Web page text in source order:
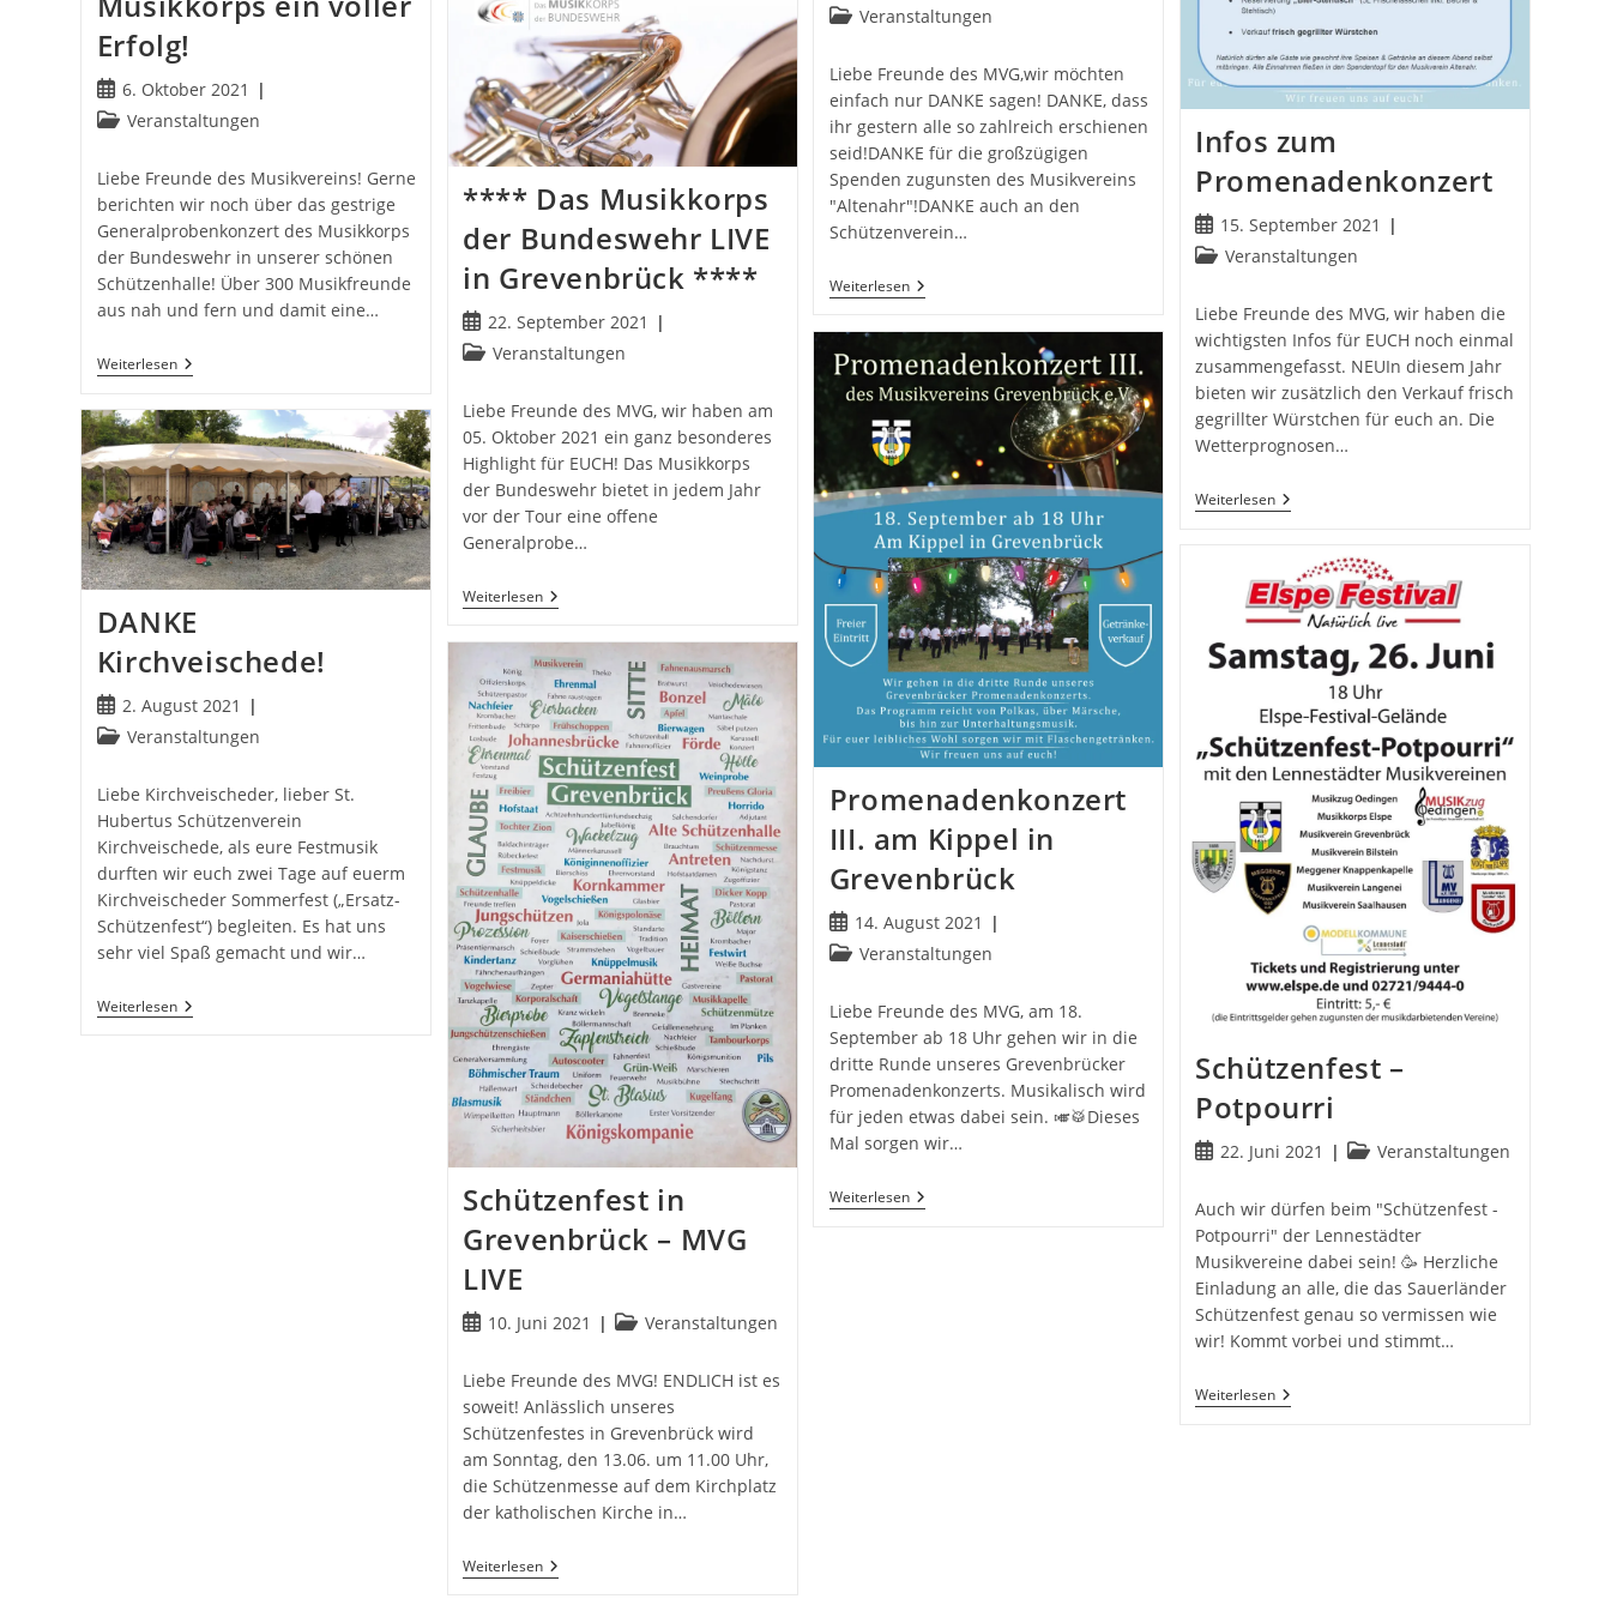
Erfolg!
Beitrag
veröffentlicht:
6. Oktober 2021
Beitrags-
Veranstaltungen
Liebe Freunde des Musikvereins! Gerne
berichten wir noch über das gestrige
Generalprobenkonzert des Musikkorps
der Bundeswehr in unserer schönen
Schützenhalle! Über 300 Musikfreunde
aus nah und fern und damit eine…
WeiterlesenGeneralprobe
Des
Ein
Voller
Erfolg!
**** Das Musikkorps
der Bundeswehr LIVE
in Grevenbrück ****
Beitrag
veröffentlicht:
22. September 2021
Beitrags-
Veranstaltungen
Liebe Freunde des MVG, wir haben am
05. Oktober 2021 ein ganz besonderes
Highlight für EUCH! Das Musikkorps
der Bundeswehr bietet in jedem Jahr
vor der Tour eine offene
Generalprobe…
Weiterlesen****
Das
Der
Bundeswehr
LIVE
In
Grevenbrück
****
veröffentlicht:
Beitrags-
Veranstaltungen
Liebe Freunde des MVG,wir möchten
einfach nur DANKE sagen! DANKE, dass
ihr gestern alle so zahlreich erschienen
seid!DANKE für die großzügigen
Spenden zugunsten des Musikvereins
"Altenahr"!DANKE auch an den
Schützenverein…
Weiterlesen„Oooh
Das
So
Schööön!“
Infos zum
Promenadenkonzert
Beitrag
veröffentlicht:
15. September 2021
Beitrags-
Veranstaltungen
Liebe Freunde des MVG, wir haben die
wichtigsten Infos für EUCH noch einmal
zusammengefasst. NEUIn diesem Jahr
bieten wir zusätzlich den Verkauf frisch
gegrillter Würstchen für euch an. Die
Wetterprognosen…
WeiterlesenInfos
Zum
Promenadenkonzert
III. am Kippel in
Grevenbrück
Beitrag
veröffentlicht:
14. August 2021
Beitrags-
Veranstaltungen
Liebe Freunde des MVG, am 18.
September ab 18 Uhr gehen wir in die
dritte Runde unseres Grevenbrücker
Promenadenkonzerts. Musikalisch wird
für jeden etwas dabei sein. 🎺🥁Dieses
Mal sorgen wir…
WeiterlesenPromenadenkonzert
III.
DANKE
Kirchveischede!
Beitrag
veröffentlicht:
2. August 2021
Beitrags-
Veranstaltungen
Liebe Kirchveischeder, lieber St.
Hubertus Schützenverein
Kirchveischede, als eure Festmusik
durften wir euch zwei Tage auf euerm
Kirchveischeder Sommerfest („Ersatz-
Schützenfest“) begleiten. Es hat uns
sehr viel Spaß gemacht und wir…
WeiterlesenDANKE
Kirchveischede!
Schützenfest –
Potpourri
Beitrag
22. Juni 2021
Beitrags-
Veranstaltungen
Auch wir dürfen beim "Schützenfest -
Potpourri" der Lennestädter
Musikvereine dabei sein! 🥳 Herzliche
Einladung an alle, die das Sauerländer
Schützenfest genau so vermissen wie
wir! Kommt vorbei und stimmt…
WeiterlesenSchützenfest
–
Schützenfest in
Grevenbrück – MVG
LIVE
Beitrag10. Juni 2021
Beitrags-
Veranstaltungen
Liebe Freunde des MVG! ENDLICH ist es
soweit! Anlässlich unseres
Schützenfestes in Grevenbrück wird
am Sonntag, den 13.06. um 11.00 Uhr,
die Schützenmesse auf dem Kirchplatz
der katholischen Kirche in…
WeiterlesenSchützenfest
In